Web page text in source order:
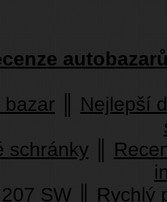
bazar
Nejlepší
schránky║
SW
Rychlý